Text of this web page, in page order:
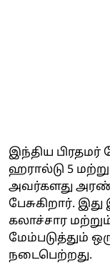
இந்திய பிரதமர்
ஹரால்டு 5
அவர்களது
பேசுகிறார்.
கலாச்சார
மேம்படுத்தும்
நடைபெற்றது.